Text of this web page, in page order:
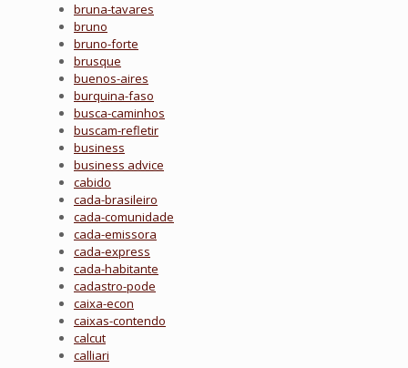
bruna-tavares
bruno
bruno-forte
brusque
buenos-aires
burquina-faso
busca-caminhos
buscam-refletir
business
business advice
cabido
cada-brasileiro
cada-comunidade
cada-emissora
cada-express
cada-habitante
cadastro-pode
caixa-econ
caixas-contendo
calcut
calliari